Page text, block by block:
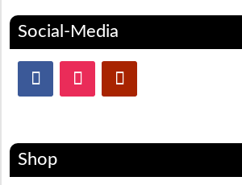
Social-Media
Shop